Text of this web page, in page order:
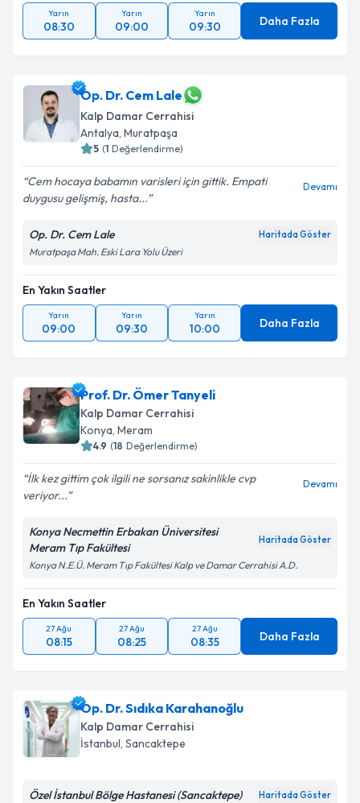
Yarın
08:30
Yarın
09:00
Yarın
09:30 Daha Fazla
Op. Dr. Cem Lale
Kalp Damar Cerrahisi
Antalya, Muratpaşa
5 (1 Değerlendirme)
Cem hocaya babamın varisleri için gittik. Empati
duygusu gelişmiş, hasta...
Devamı
Op. Dr. Cem Lale Haritada Göster
Muratpaşa Mah. Eski Lara Yolu Üzeri
En Yakın Saatler
Yarın
09:00
Yarın
09:30
Yarın
10:00 Daha Fazla
Prof. Dr. Ömer Tanyeli
Kalp Damar Cerrahisi
Konya, Meram
4.9 (18 Değerlendirme)
İlk kez gittim çok ilgili ne sorsanız sakinlikle cvp
veriyor...
Devamı
Konya Necmettin Erbakan Üniversitesi
Meram Tıp Fakültesi
Haritada Göster
Konya N.E.Ü. Meram Tıp Fakültesi Kalp ve Damar Cerrahisi A.D.
En Yakın Saatler
27 Ağu
08:15
27 Ağu
08:25
27 Ağu
08:35 Daha Fazla
Op. Dr. Sıdıka Karahanoğlu
Kalp Damar Cerrahisi
İstanbul, Sancaktepe
Özel İstanbul Bölge Hastanesi (Sancaktepe) Haritada Göster